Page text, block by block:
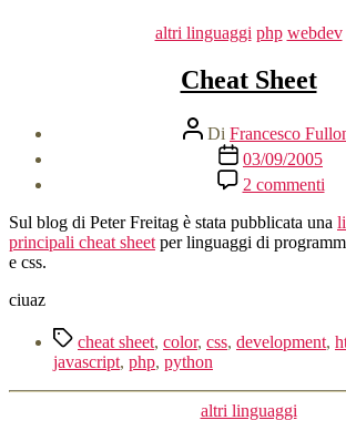
Categorie
altri linguaggi php webdev
Cheat Sheet
Autore
articolo
Di Francesco
Data
dell'articolo
03/09/2005
2 commentisu
Sul blog di Peter Freitag è stata pubblicata una
principali cheat sheet per linguaggi di
e css.
ciuaz
Tag cheat sheet, color, css, development,
javascript, php, python
Categorie
altri linguaggi